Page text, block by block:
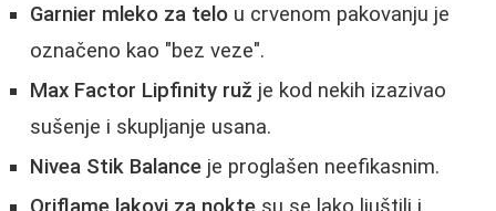
Garnier mleko za telo u crvenom pakovanju je
označeno kao "bez veze".
Max Factor Lipfinity ruž je kod nekih izazivao
sušenje i skupljanje usana.
Nivea Stik Balance je proglašen neefikasnim.